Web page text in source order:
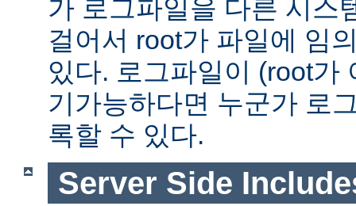
가 로그파일을 다른 시스
걸어서 root가 파일에 임
있다. 로그파일이 (root가
기가능하다면 누군가 로
록할 수 있다.
Server Side